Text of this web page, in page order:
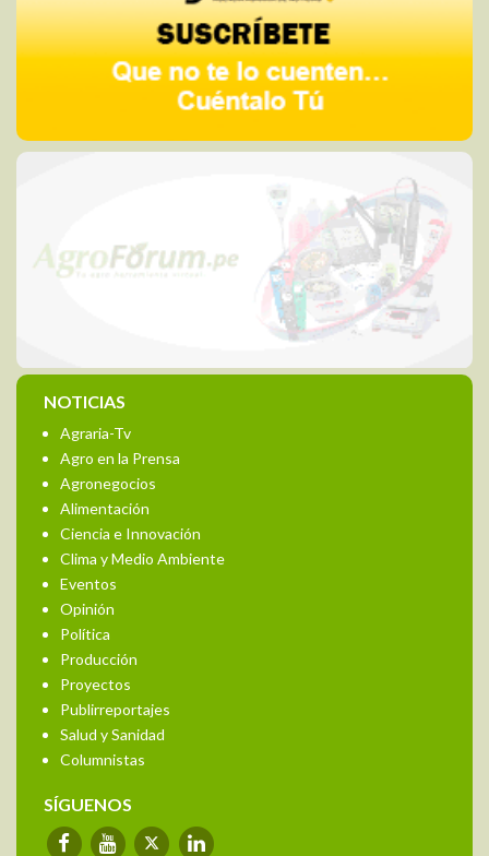
NOTICIAS
Agraria-Tv
Agro en la Prensa
Agronegocios
Alimentación
Ciencia e Innovación
Clima y Medio Ambiente
Eventos
Opinión
Política
Producción
Proyectos
Publirreportajes
Salud y Sanidad
Columnistas
SÍGUENOS